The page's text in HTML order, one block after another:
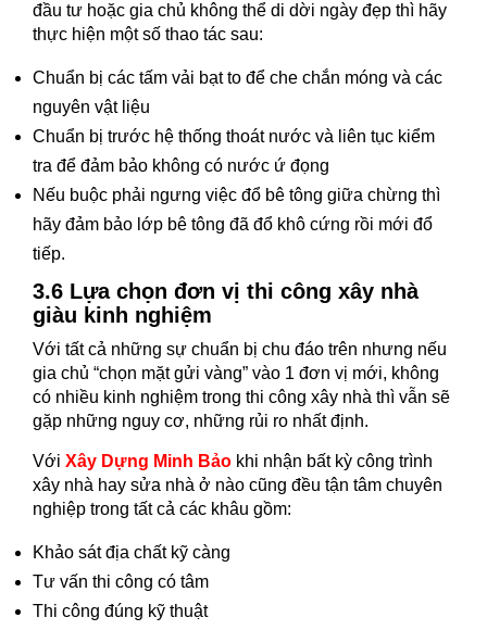
đầu tư hoặc gia chủ không thể di dời ngày đẹp thì hãy
thực hiện một số thao tác sau:
Chuẩn bị các tấm vải bạt to để che chắn móng và các
nguyên vật liệu
Chuẩn bị trước hệ thống thoát nước và liên tục kiểm
tra để đảm bảo không có nước ứ đọng
Nếu buộc phải ngưng việc đổ bê tông giữa chừng thì
hãy đảm bảo lớp bê tông đã đổ khô cứng rồi mới đổ
tiếp.
3.6 Lựa chọn đơn vị thi công xây nhà
giàu kinh nghiệm
Với tất cả những sự chuẩn bị chu đáo trên nhưng nếu
gia chủ “chọn mặt gửi vàng” vào 1 đơn vị mới, không
có nhiều kinh nghiệm trong thi công xây nhà thì vẫn sẽ
gặp những nguy cơ, những rủi ro nhất định.
Với Xây Dựng Minh Bảo khi nhận bất kỳ công trình
xây nhà hay sửa nhà ở nào cũng đều tận tâm chuyên
nghiệp trong tất cả các khâu gồm:
Khảo sát địa chất kỹ càng
Tư vấn thi công có tâm
Thi công đúng kỹ thuật